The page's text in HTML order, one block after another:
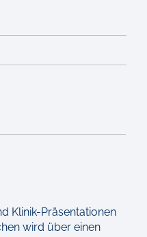
Klinik-Präsentationen
wird über einen